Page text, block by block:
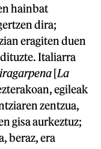
hainbat
dira;
eragiten duen
Italiarra
[La
egileak
zentzua,
gisa aurkeztuz;
beraz, era